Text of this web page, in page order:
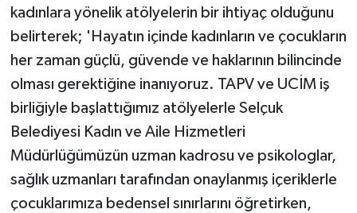
kadınlara yönelik atölyelerin bir ihtiyaç olduğunu
belirterek; 'Hayatın içinde kadınların ve çocukların
her zaman güçlü, güvende ve haklarının bilincinde
olması gerektiğine inanıyoruz. TAPV ve UCİM iş
birliğiyle başlattığımız atölyelerle Selçuk
Belediyesi Kadın ve Aile Hizmetleri
Müdürlüğümüzün uzman kadrosu ve psikologlar,
sağlık uzmanları tarafından onaylanmış içeriklerle
çocuklarımıza bedensel sınırlarını öğretirken,